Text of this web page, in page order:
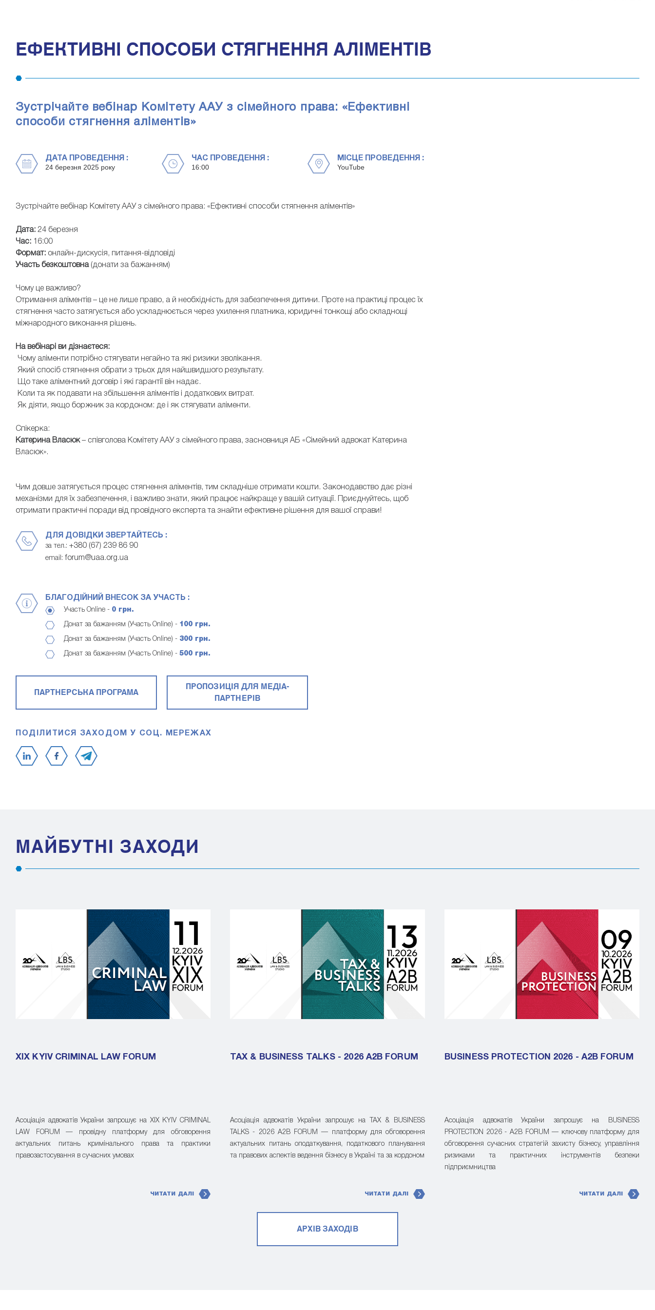
ЕФЕКТИВНІ СПОСОБИ СТЯГНЕННЯ АЛІМЕНТІВ
Зустрічайте вебінар Комітету ААУ з сімейного права: «Ефективні
способи стягнення аліментів»
ДАТА ПРОВЕДЕННЯ :
24 березня 2025 року
ЧАС ПРОВЕДЕННЯ :
16:00
МІСЦЕ ПРОВЕДЕННЯ :
YouTube
Зустрічайте вебінар Комітету ААУ з сімейного права: «Ефективні способи стягнення аліментів»
Дата: 24 березня
Час: 16:00
Формат: онлайн-дискусія, питання-відповіді
Участь безкоштовна(донати за бажанням)
Чому це важливо?
Отримання аліментів – це не лише право, а й необхідність для забезпечення дитини. Проте на практиці процес їх
стягнення часто затягується або ускладнюється через ухилення платника, юридичні тонкощі або складнощі
міжнародного виконання рішень.
На вебінарі ви дізнаєтеся:
Чому аліменти потрібно стягувати негайно та які ризики зволікання.
Який спосіб стягнення обрати з трьох для найшвидшого результату.
Що таке аліментний договір і які гарантії він надає.
Коли та як подавати на збільшення аліментів і додаткових витрат.
Як діяти, якщо боржник за кордоном: де і як стягувати аліменти.
Спікерка:
Катерина Власюк– співголова Комітету ААУ з сімейного права, засновниця АБ «Сімейний адвокат Катерина
Власюк».
Чим довше затягується процес стягнення аліментів, тим складніше отримати кошти. Законодавство дає різні
механізми для їх забезпечення, і важливо знати, який працює найкраще у вашій ситуації. Приєднуйтесь, щоб
отримати практичні поради від провідного експерта та знайти ефективне рішення для вашої справи!
ДЛЯ ДОВІДКИ ЗВЕРТАЙТЕСЬ :
за тел.: +380 (67) 239 86 90
email: forum@uaa.org.ua
БЛАГОДІЙНИЙ ВНЕСОК ЗА УЧАСТЬ :
Участь Online - 0 грн.
Донат за бажанням (Участь Online) - 100 грн.
Донат за бажанням (Участь Online) - 300 грн.
Донат за бажанням (Участь Online) - 500 грн.
ПАРТНЕРСЬКА ПРОГРАМА
ПРОПОЗИЦІЯ ДЛЯ МЕДІА-
ПАРТНЕРІВ
ПОДІЛИТИСЯ ЗАХОДОМ У СОЦ. МЕРЕЖАХ
МАЙБУТНІ ЗАХОДИ
XIX KYIV CRIMINAL LAW FORUM
Асоціація адвокатів України запрошує на XIX KYIV CRIMINAL
LAW FORUM — провідну платформу для обговорення
актуальних питань кримінального права та практики
правозастосування в сучасних умовах
ЧИТАТИ ДАЛІ
TAX & BUSINESS TALKS - 2026 A2B FORUM
Асоціація адвокатів України запрошує на TAX & BUSINESS
TALKS - 2026 A2B FORUM — платформу для обговорення
актуальних питань оподаткування, податкового планування
та правових аспектів ведення бізнесу в Україні та за кордоном
ЧИТАТИ ДАЛІ
BUSINESS PROTECTION 2026 - A2B FORUM
Асоціація адвокатів України запрошує на BUSINESS
PROTECTION 2026 - A2B FORUM — ключову платформу для
обговорення сучасних стратегій захисту бізнесу, управління
ризиками та практичних інструментів безпеки
підприємництва
ЧИТАТИ ДАЛІ
АРХІВ ЗАХОДІВ